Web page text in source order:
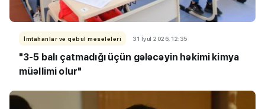
İmtahanlar və qəbul məsələləri 31 İyul 2026, 12:35
"3-5 balı çatmadığı üçün gələcəyin həkimi kimya
müəllimi olur"